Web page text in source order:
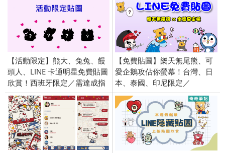
【活動限定】熊大、兔兔、饅
頭人、LINE 卡通明星免費貼圖
欣賞！西班牙限定／需達成指
定任務
【免費貼圖】樂天無尾熊、可
愛企鵝攻佔你螢幕！台灣、日
本、泰國、印尼限定／
openVPN跨區、加好友、綁門
號／2017/08/01